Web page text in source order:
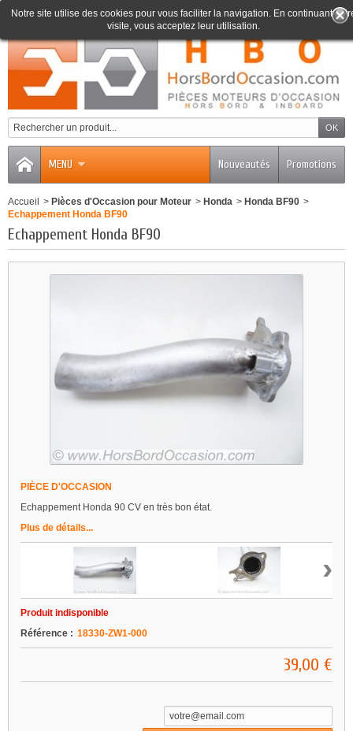
0
MENU Promotions
Nouveautés
Notre site utilise des cookies pour vous faciliter la navigation. En continuant
visite, vous acceptez leur utilisation.
Accueil > Pièces d'Occasion pour Moteur > Honda > Honda BF90 >
Echappement Honda BF90
Echappement Honda BF90
PIÈCE D'OCCASION
Echappement Honda 90 CV en très bon état.
Plus de détails...
›
Produit indisponible
Référence : 18330-ZW1-000
39,00 €